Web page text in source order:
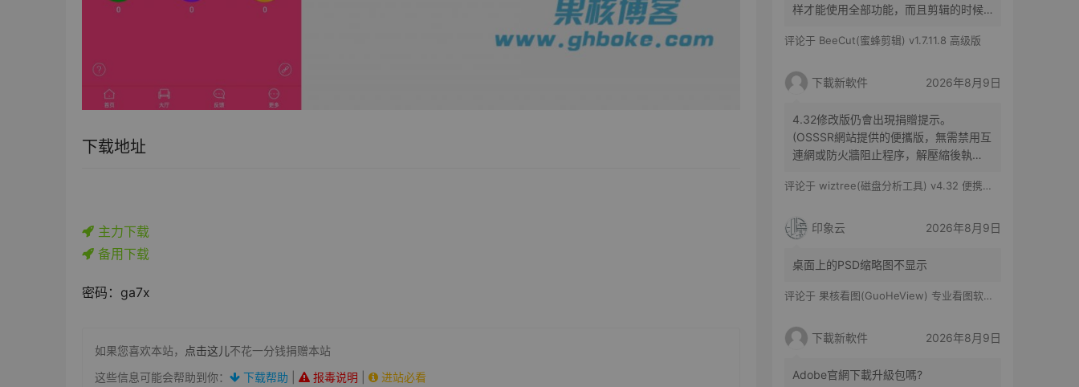
下载地址
主力下载
备用下载
密码：ga7x
如果您喜欢本站， 点击这儿不花一分钱捐赠本站
这些信息可能会帮助到你：
下载帮助 报毒说明
进站必看
样才能使用全部功能，而且剪辑的时候
如剪映
评论于 BeeCut(蜜蜂剪辑) v1.7.11.8 高级版
下載新軟件 2026年8月9日
4.32修改版仍會出現捐贈提示。
(OSSSR網站提供的便攜版，無需禁用互
連網或防火牆阻止程序，解壓縮後執
评论于 wiztree(磁盘分析工具) v4.32 便携修改版
印象云 2026年8月9日
桌面上的PSD缩略图不显示
评论于 果核看图(GuoHeView) 专业看图软件 v3.2.0.91
下載新軟件 2026年8月9日
Adobe官網下載升級包嗎?